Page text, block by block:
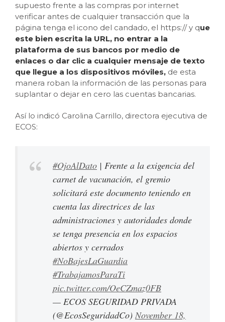
supuesto frente a las compras por internet
verificar antes de cualquier transacción que la
página tenga el icono del candado, el https:// y que
este bien escrita la URL, no entrar a la
plataforma de sus bancos por medio de
enlaces o dar clic a cualquier mensaje de texto
que llegue a los dispositivos móviles, de esta
manera roban la información de las personas para
suplantar o dejar en cero las cuentas bancarias.
Así lo indicó Carolina Carrillo, directora ejecutiva de
ECOS:
#OjoAlDato | Frente a la exigencia del
carnet de vacunación, el gremio
solicitará este documento teniendo en
cuenta las directrices de las
administraciones y autoridades donde
se tenga presencia en los espacios
abiertos y cerrados
#NoBajesLaGuardia
#TrabajamosParaTi
pic.twitter.com/OeCZmaz0FB
— ECOS SEGURIDAD PRIVADA
(@EcosSeguridadCo) November 18,